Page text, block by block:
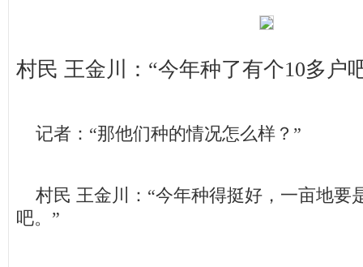
村民 王金川：“今年种了有个10多户
记者：“那他们种的情况怎么样？”
村民 王金川：“今年种得挺好，一亩地要
吧。”